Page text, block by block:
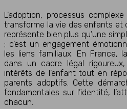
L’adoption, processus
transforme la vie des enfants et
représente bien plus qu’une
; c’est un engagement
les liens familiaux. En France,
dans un cadre légal
intérêts de l’enfant tout en
parents adoptifs. Cette
fondamentales sur l’identité,
chacun.